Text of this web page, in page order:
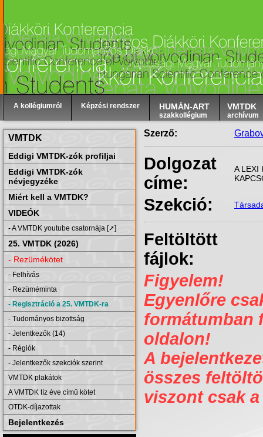
A kollégiumról Képzési rendszer HUMÁN-ART
szakkollégium
VMTDK
archívum
VMTDK
Eddigi VMTDK-zók profiljai
Eddigi VMTDK-zók
névjegyzéke
Miért kell a VMTDK?
VIDEÓK
- A VMTDK youtube csatornája [➚]
25. VMTDK (2026)
- Rezümékötet
- Felhívás
- Rezüméminta
- Regisztráció a 25. VMTDK-ra
- Tudományos bizottság
- Jelentkezők (14)
- Régiók
- Jelentkezők szekciók szerint
VMTDK plakátok
A VMTDK tíz éve című kötet
OTDK-díjazottak
Bejelentkezés
Szerző:
Dolgozat
címe:
A LEXI
Szekció:
Feltöltött
fájlok:
Figyelem!
Egyenlőre
formátumban
oldalon!
A
összes
viszont csak